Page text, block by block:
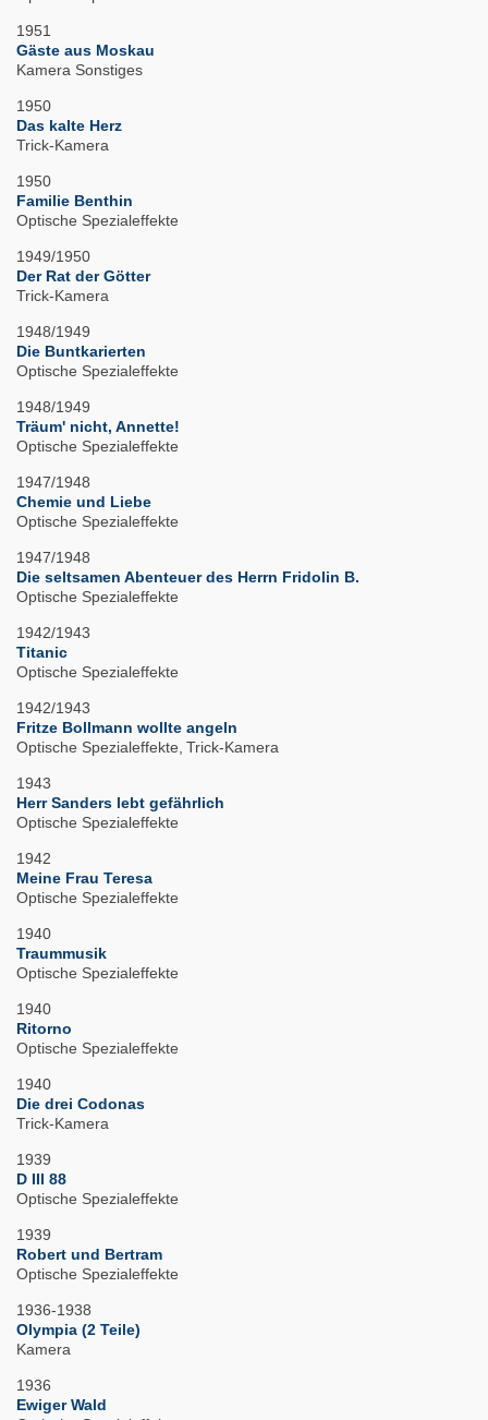
1951
Gäste aus Moskau
Kamera Sonstiges
1950
Das kalte Herz
Trick-Kamera
1950
Familie Benthin
Optische Spezialeffekte
1949/1950
Der Rat der Götter
Trick-Kamera
1948/1949
Die Buntkarierten
Optische Spezialeffekte
1948/1949
Träum' nicht, Annette!
Optische Spezialeffekte
1947/1948
Chemie und Liebe
Optische Spezialeffekte
1947/1948
Die seltsamen Abenteuer des Herrn Fridolin B.
Optische Spezialeffekte
1942/1943
Titanic
Optische Spezialeffekte
1942/1943
Fritze Bollmann wollte angeln
Optische Spezialeffekte Trick-Kamera
1943
Herr Sanders lebt gefährlich
Optische Spezialeffekte
1942
Meine Frau Teresa
Optische Spezialeffekte
1940
Traummusik
Optische Spezialeffekte
1940
Ritorno
Optische Spezialeffekte
1940
Die drei Codonas
Trick-Kamera
1939
D III 88
Optische Spezialeffekte
1939
Robert und Bertram
Optische Spezialeffekte
1936-1938
Olympia (2 Teile)
Kamera
1936
Ewiger Wald